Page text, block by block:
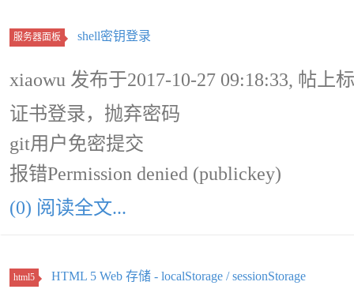
服务器面板 shell密钥登录
xiaowu 发布于2017-10-27 09:18:33, 帖上
证书登录，抛弃密码
git用户免密提交
报错Permission denied (publickey)
(0) 阅读全文...
html5 HTML 5 Web 存储 - localStorage / sessionStorage